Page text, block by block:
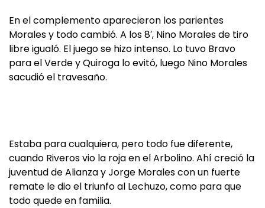
En el complemento aparecieron los parientes
Morales y todo cambió. A los 8′, Nino Morales de tiro
libre igualó. El juego se hizo intenso. Lo tuvo Bravo
para el Verde y Quiroga lo evitó, luego Nino Morales
sacudió el travesaño.
Estaba para cualquiera, pero todo fue diferente,
cuando Riveros vio la roja en el Arbolino. Ahí creció la
juventud de Alianza y Jorge Morales con un fuerte
remate le dio el triunfo al Lechuzo, como para que
todo quede en familia.